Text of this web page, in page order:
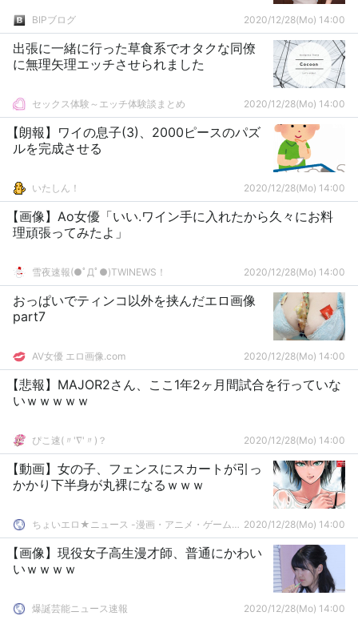
BIPブログ 2020/12/28(Mo) 14:00
出張に一緒に行った草食系でオタクな同僚
に無理矢理エッチさせられました
セックス体験～エッチ体験談まとめ 2020/12/28(Mo) 14:00
【朗報】ワイの息子(3)、2000ピースのパズ
ルを完成させる
いたしん！ 2020/12/28(Mo) 14:00
【画像】Ao女優「いい.ワイン手に入れたから久々にお料
理頑張ってみたよ」
雪夜速報(●ﾟДﾟ●)TWINEWS！ 2020/12/28(Mo) 14:00
おっぱいでティンコ以外を挟んだエロ画像
part7
AV女優 エロ画像.com 2020/12/28(Mo) 14:00
【悲報】MAJOR2さん、ここ1年2ヶ月間試合を行っていな
いｗｗｗｗｗ
ぴこ速(〃'∇'〃)？ 2020/12/28(Mo) 14:00
【動画】女の子、フェンスにスカートが引っ
かかり下半身が丸裸になるｗｗｗ
ちょいエロ★ニュース -漫画・アニメ・ゲームまとめ- 2020/12/28(Mo) 14:00
【画像】現役女子高生漫才師、普通にかわい
いｗｗｗｗ
爆誕芸能ニュース速報 2020/12/28(Mo) 14:00